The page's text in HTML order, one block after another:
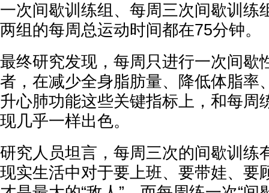
一次间歇训练组、每周三次间歇训练
两组的每周总运动时间都在75分钟。
最终研究发现，每周只进行一次间歇
者，在减少全身脂肪量、降低体脂率
升心肺功能这些关键指标上，和每周
现几乎一样出色。
研究人员坦言，每周三次的间歇训练
现实生活中对于要上班、要带娃、要